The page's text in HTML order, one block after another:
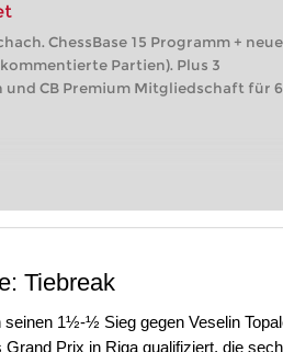
ChessBase 15 Programm + neue
Partien). Plus 3
und CB Premium Mitgliedschaft für 6
Tiebreak
1½-½ Sieg gegen Veselin
Prix in Riga qualifiziert, die